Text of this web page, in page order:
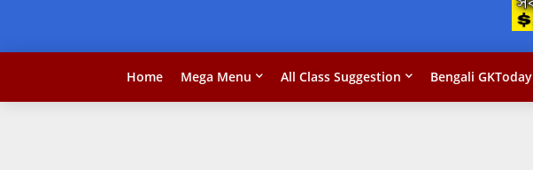
Home Mega Menu All Class Suggestion Bengali GKToday